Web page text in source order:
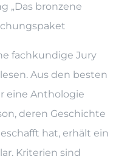
„Das bronzene
fachkundige Jury
Aus den besten
eine Anthologie
deren Geschichte
hat, erhält ein
Kriterien sind